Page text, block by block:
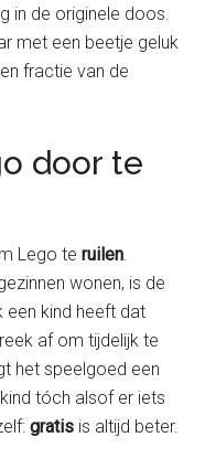
in de originele doos.
met een beetje geluk
fractie van de
door te
Lego teruilen.
wonen, is de
een kind heeft dat
af om tijdelijk te
het speelgoed een
tóch alsof er iets
gratis is altijd beter.